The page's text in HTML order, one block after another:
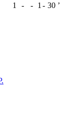
1 - - 1 - 30 ʼ